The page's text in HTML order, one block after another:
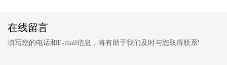
在线留言
填写您的电话和E-mail信息，将有助于我们及时与您取得联系!